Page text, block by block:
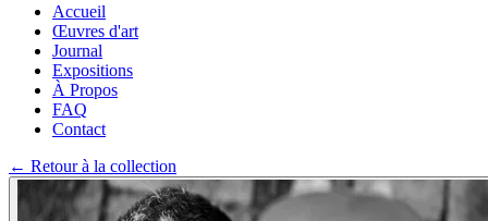
Accueil
Œuvres d'art
Journal
Expositions
À Propos
FAQ
Contact
← Retour à la collection